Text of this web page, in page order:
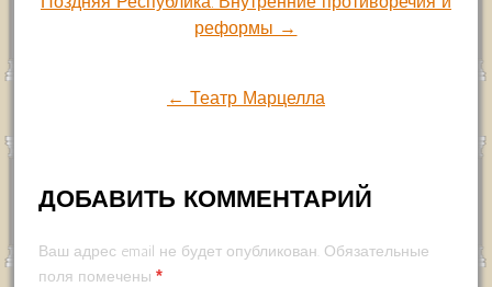
Навигация
записям
реформы →
← Театр Марцелла
ДОБАВИТЬ КОММЕНТАРИЙ
Ваш адрес email не будет опубликован. Обязательные
поля помечены *